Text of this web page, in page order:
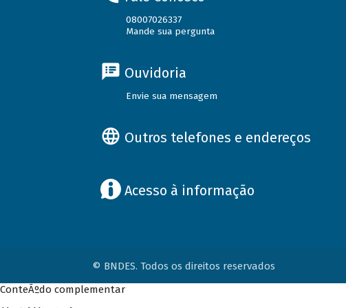
08007026337
Mande sua pergunta
Ouvidoria
Envie sua mensagem
Outros telefones e endereços
Acesso à informação
© BNDES. Todos os direitos reservados
ConteÃºdo complementar